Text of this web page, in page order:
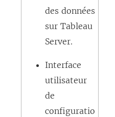
des données
sur Tableau
Server.
Interface
utilisateur
de
configuratio